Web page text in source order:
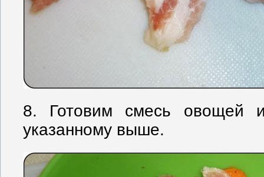
8. Готовим смесь овощей
указанному выше.